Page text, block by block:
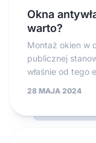
Okna
warto?
Montaż okien w
publicznej
właśnie od tego
28 MAJA 2024